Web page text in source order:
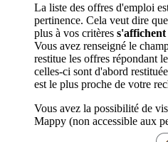
La liste des offres d'emploi
pertinence. Cela veut dire
plus à vos critères
Vous avez renseigné le
restitue les offres répondant
celles-ci sont d'abord
est le plus proche de votre
Vous avez la possibilité de
Mappy (non accessible aux